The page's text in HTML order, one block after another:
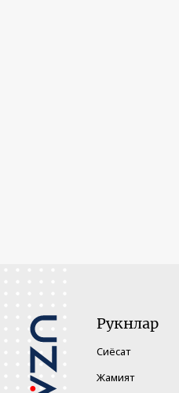
Рукнлар
Сиёсат
Жамият